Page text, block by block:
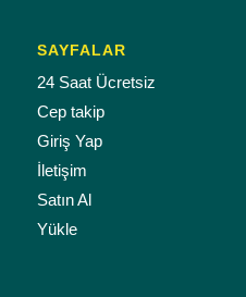
SAYFALAR
24 Saat Ücretsiz
Cep takip
Giriş Yap
İletişim
Satın Al
Yükle